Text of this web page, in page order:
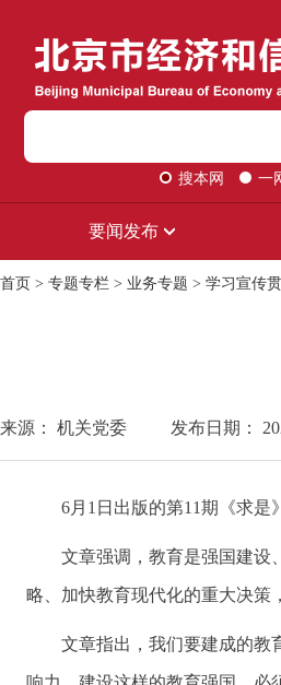
搜本网 一
要闻发布
首页 > 专题专栏 > 业务专题 > 学习宣传
来源： 机关党委 发布日期：
6月1日出版的第11期《求
文章强调，教育是强国建设
略、加快教育现代化的重大决策
文章指出，我们要建成的教